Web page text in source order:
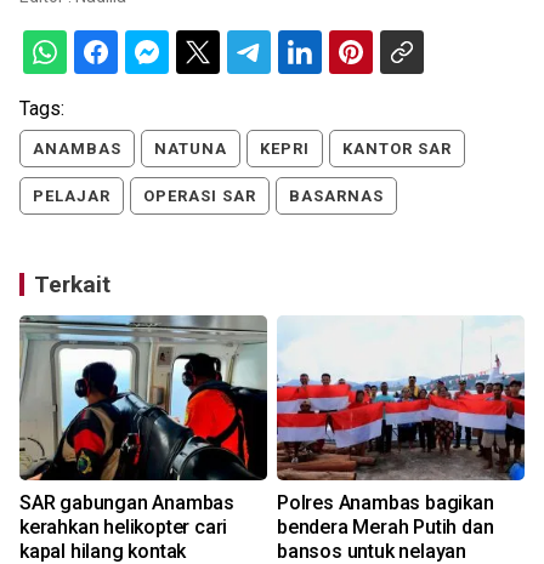
Tags:
ANAMBAS NATUNA KEPRI KANTOR SAR
PELAJAR OPERASI SAR BASARNAS
Terkait
SAR gabungan Anambas
kerahkan helikopter cari
kapal hilang kontak
Polres Anambas bagikan
bendera Merah Putih dan
bansos untuk nelayan